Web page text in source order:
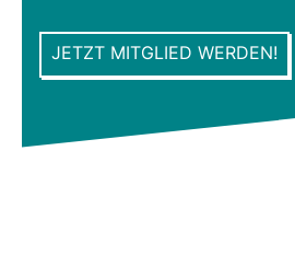
JETZT MITGLIED WERDEN!